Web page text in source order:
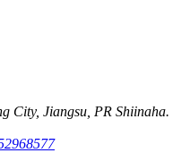
City, Jiangsu, PR Shiinaha.